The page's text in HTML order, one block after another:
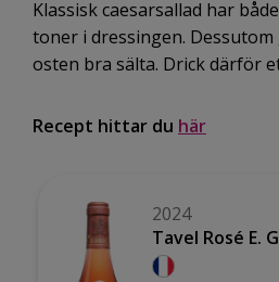
Klassisk caesarsallad har
toner i dressingen.
osten bra sälta. Drick därför
Recept hittar du här
2024
Tavel Rosé E.